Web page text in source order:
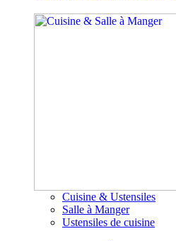
Cuisine & Ustensiles
Salle à Manger
Ustensiles de cuisine